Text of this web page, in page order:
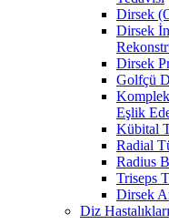
Dirsek
Dirsek
Dirsek
Golfçü
Eşlik
Kübital
Radial
Radius
Triseps
Dirsek
Diz Hastalıkları